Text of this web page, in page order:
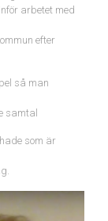
arbetet med
efter
så man
samtal
som är